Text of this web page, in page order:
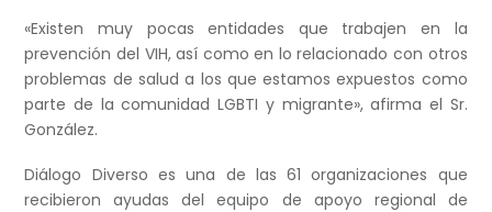
«Existen muy pocas entidades que trabajen en la
prevención del VIH, así como en lo relacionado con otros
problemas de salud a los que estamos expuestos como
parte de la comunidad LGBTI y migrante», afirma el Sr.
González.
Diálogo Diverso es una de las 61 organizaciones que
recibieron ayudas del equipo de apoyo regional de